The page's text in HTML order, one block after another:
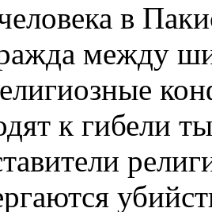
в
между
к гибели